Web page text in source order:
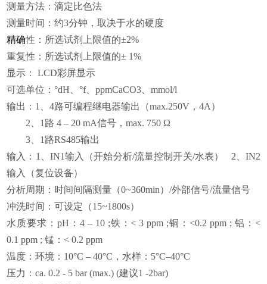
测量方法：滴定比色法
测量时间：约3分钟，取决于水的硬度
精确性：所选试剂上限值的±2%
重复性：所选试剂上限值的± 1%
显示： LCD彩屏显示
可选单位：°dH、°f、ppmCaCO3、mmol/l
输出：1、4路可编程继电器输出（max.250V，4A）
2、1路 4 – 20 mA信号，max. 750 Ω
3、1路RS485输出
输入：1、IN1输入（开始分析/流量控制开关/水表） 2、IN2
输入（复位设备）
分析周期：时间间隔测量（0~360min）/外部信号/流量信号
冲洗时间：可设定（15~1800s）
水质要求：pH：4 – 10 ;铁：< 3 ppm ;铜：<0.2 ppm ; 铝：<
0.1 ppm ; 锰：< 0.2 ppm
温度：环境：10°C – 40°C，水样：5°C–40°C
压力：ca. 0.2 - 5 bar (max.) (建议1 -2bar)